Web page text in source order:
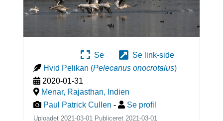
Se
Se link-side
Hvid Pelikan (Pelecanus onocrotalus)
2020-01-31
Menar, Rajasthan, Indien
Paul Patrick Cullen - Se profil
Uploadet 2021-03-01 Publiceret 2021-03-01